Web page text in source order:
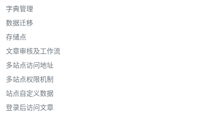
字典管理
数据迁移
存储点
文章审核及工作流
多站点访问地址
多站点权限机制
站点自定义数据
登录后访问文章